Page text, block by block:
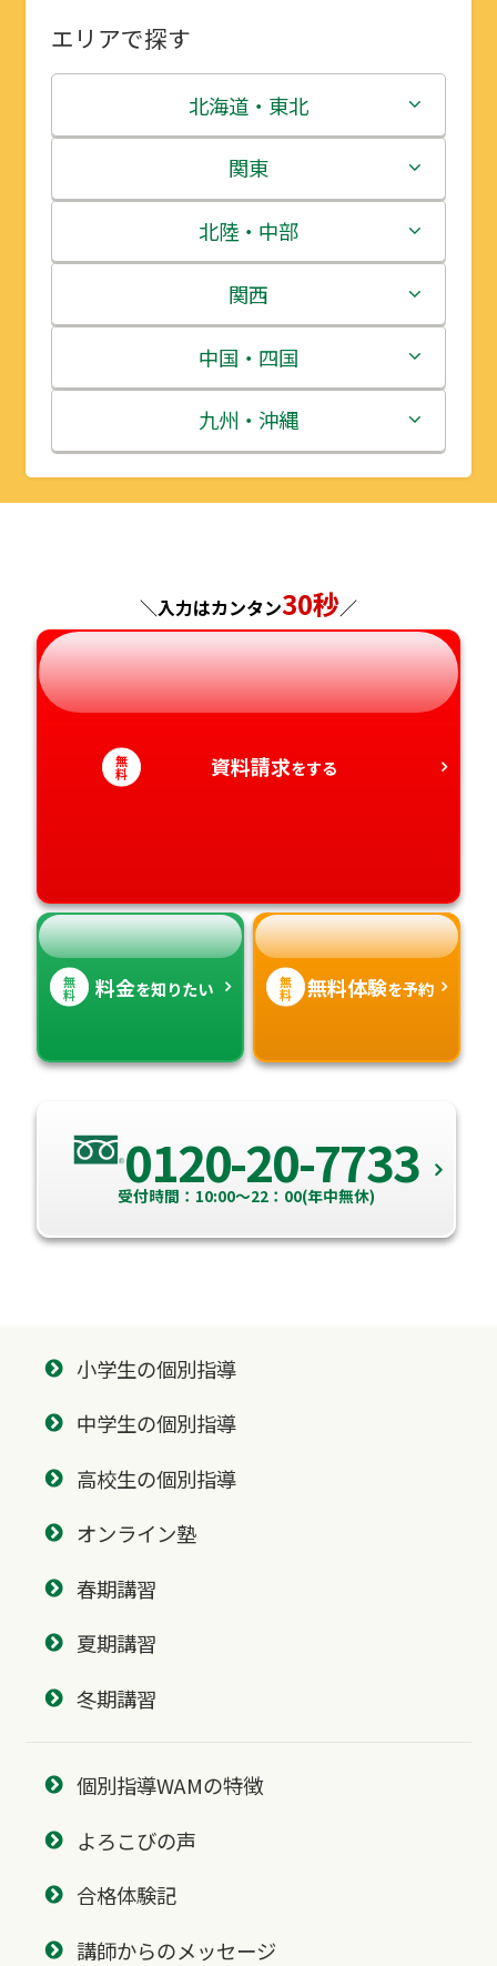
エリアで探す
北海道・東北
北海道
青森県
岩手県
宮城県
秋田県
山形県
関東
茨城県
栃木県
群馬県
埼玉県
千葉県
神奈川県
北陸・中部
新潟県
富山県
石川県
福井県
長野県
岐阜県
愛知県
関西
三重県
滋賀県
京都府
兵庫県
奈良県
中国・四国
鳥取県
島根県
広島県
山口県
高知県
九州・沖縄
福岡県
長崎県
熊本県
沖縄県
＼入力はカンタン30秒／
無
料 資料請求をする
無
料 料金を知りたい 無
料 無料体験を予約
0120-20-7733
受付時間：10:00～22：00(年中無休)
小学生の個別指導
中学生の個別指導
高校生の個別指導
オンライン塾
春期講習
夏期講習
冬期講習
個別指導WAMの特徴
よろこびの声
合格体験記
講師からのメッセージ